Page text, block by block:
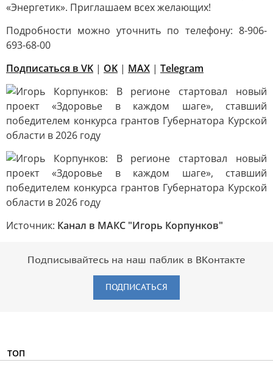
«Энергетик». Приглашаем всех желающих!
Подробности можно уточнить по телефону: 8-906-
693-68-00
Подписаться в VK | OK | MAX | Telegram
Источник: Канал в МАКС "Игорь Корпунков"
Подписывайтесь на наш паблик в ВКонтакте
ПОДПИСАТЬСЯ
ТОП